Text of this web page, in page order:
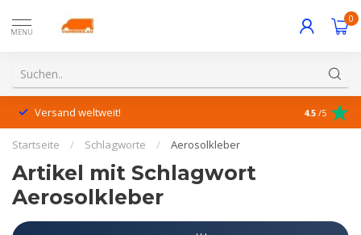
MENU
0
Versand weltweit! 4.5 /5
Startseite / Schlagworte / Aerosolkleber
Artikel mit Schlagwort
Aerosolkleber